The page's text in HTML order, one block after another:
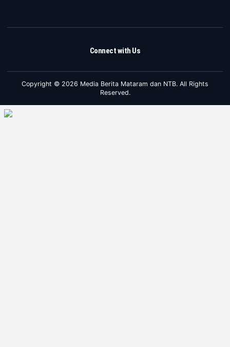
Connect with Us
Copyright © 2026 Media Berita Mataram dan NTB. All Rights
Reserved.